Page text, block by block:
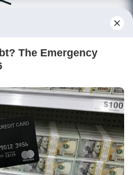
Layanan
Iklankan Properti
✕ Close Ads